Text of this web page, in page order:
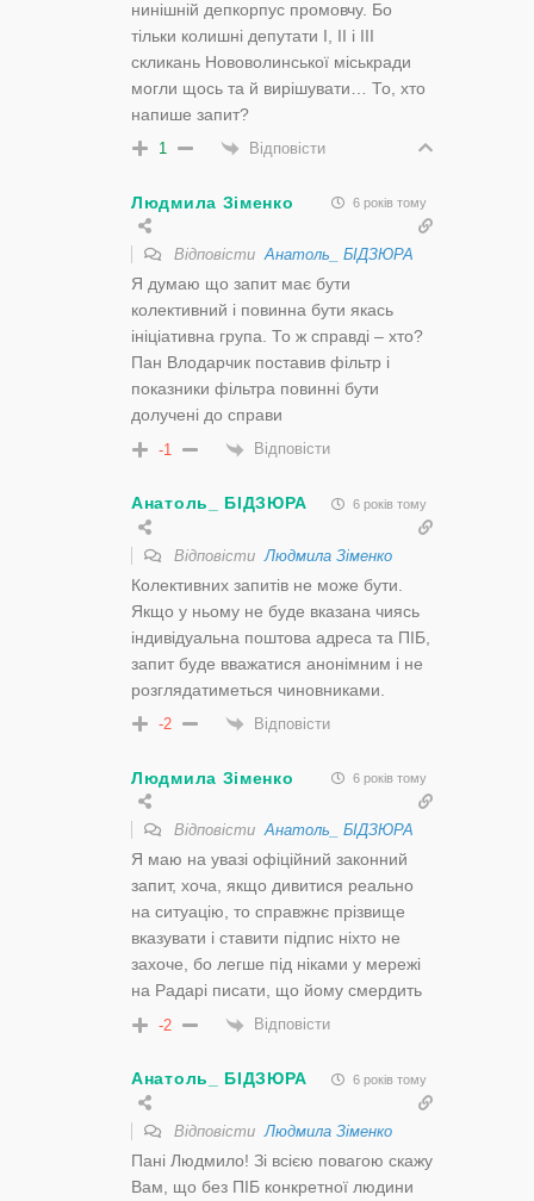
нинішній депкорпус промовчу. Бо
тільки колишні депутати І, ІІ і ІІІ
скликань Нововолинської міськради
могли щось та й вирішувати… То, хто
напише запит?
1 Відповісти
Людмила Зіменко 6 років тому
ВідповістиАнатоль_ БІДЗЮРА
Я думаю що запит має бути
колективний і повинна бути якась
ініціативна група. То ж справді – хто?
Пан Влодарчик поставив фільтр і
показники фільтра повинні бути
долучені до справи
-1 Відповісти
Анатоль_ БІДЗЮРА 6 років тому
Відповісти Людмила Зіменко
Колективних запитів не може бути.
Якщо у ньому не буде вказана чиясь
індивідуальна поштова адреса та ПІБ,
запит буде вважатися анонімним і не
розглядатиметься чиновниками.
-2 Відповісти
Людмила Зіменко 6 років тому
ВідповістиАнатоль_ БІДЗЮРА
Я маю на увазі офіційний законний
запит, хоча, якщо дивитися реально
на ситуацію, то справжнє прізвище
вказувати і ставити підпис ніхто не
захоче, бо легше під ніками у мережі
на Радарі писати, що йому смердить
-2 Відповісти
Анатоль_ БІДЗЮРА 6 років тому
Відповісти Людмила Зіменко
Пані Людмило! Зі всією повагою скажу
Вам, що без ПІБ конкретної людини